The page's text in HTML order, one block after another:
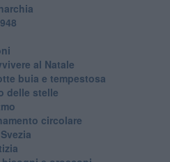
al Natale
buia e tempestosa
delle stelle
circolare